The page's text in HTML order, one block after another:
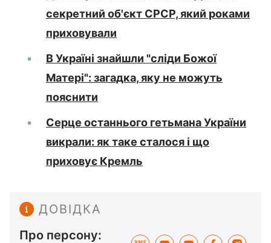
секретний об'єкт СРСР, який роками
приховували
В Україні знайшли "сліди Божої
Матері": загадка, яку не можуть
пояснити
Серце останнього гетьмана України
викрали: як таке сталося і що
приховує Кремль
ДОВІДКА
Про персону: